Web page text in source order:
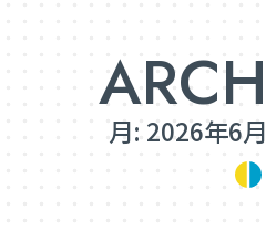
月: 2026年6月